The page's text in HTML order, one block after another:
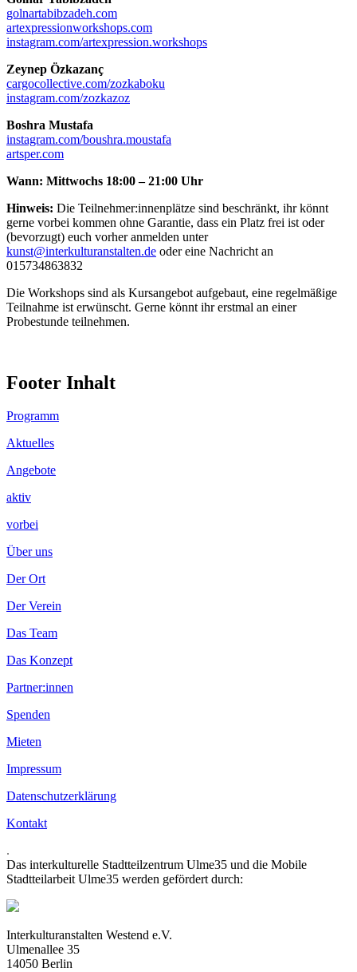
golnartabibzadeh.com
artexpressionworkshops.com
instagram.com/artexpression.workshops
Zeynep Özkazanç
cargocollective.com/zozkaboku
instagram.com/zozkazoz
Boshra Mustafa
instagram.com/boushra.moustafa
artsper.com
Wann: Mittwochs 18:00 – 21:00 Uhr
Hinweis: Die Teilnehmer:innenplätze sind beschränkt, ihr könnt
gerne vorbei kommen ohne Garantie, dass ein Platz frei ist oder
(bevorzugt) euch vorher anmelden unter
kunst@interkulturanstalten.de oder eine Nachricht an
015734863832
Die Workshops sind als Kursangebot aufgebaut, eine regelmäßige
Teilnahme ist erwünscht. Gerne könnt ihr erstmal an einer
Probestunde teilnehmen.
Footer Inhalt
Programm
Aktuelles
Angebote
aktiv
vorbei
Über uns
Der Ort
Der Verein
Das Team
Das Konzept
Partner:innen
Spenden
Mieten
Impressum
Datenschutzerklärung
Kontakt
.
Das interkulturelle Stadtteilzentrum Ulme35 und die Mobile
Stadtteilarbeit Ulme35 werden gefördert durch:
Interkulturanstalten Westend e.V.
Ulmenallee 35
14050 Berlin